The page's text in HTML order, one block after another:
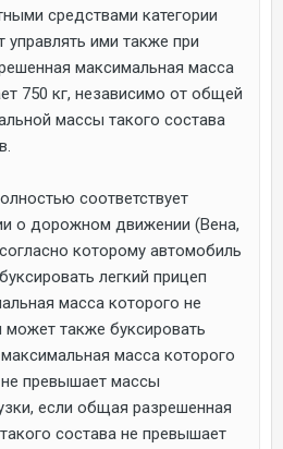
средствами категории
управлять ими также при
максимальная масса
750 кг, независимо от общей
массы такого состава
соответствует
о дорожном движении (Вена,
которому автомобиль
легкий прицеп
масса которого не
может также буксировать
масса которого
превышает массы
если общая разрешенная
состава не превышает